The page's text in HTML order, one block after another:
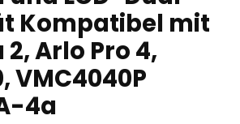
Kompatibel mit
Arlo Pro 4,
VMC4040P
4a